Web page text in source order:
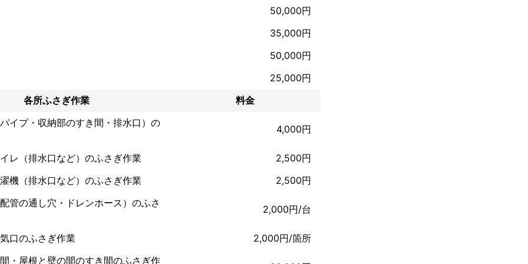
50,000円
35,000円
50,000円
25,000円
各所ふさぎ作業
料金
イプ・収納部のすき間・排水口）の
4,000円
レ（排水口など）のふさぎ作業
2,500円
機（排水口など）のふさぎ作業
2,500円
管の通し穴・ドレンホース）のふさ
2,000円/台
口のふさぎ作業
2,000円/箇所
・屋根と壁の間のすき間のふさぎ作